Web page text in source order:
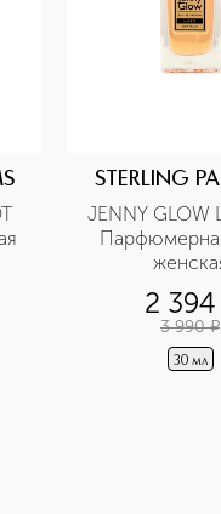
STERLING
JENNY GLOW
2 394
3 990 ¤
30 мл